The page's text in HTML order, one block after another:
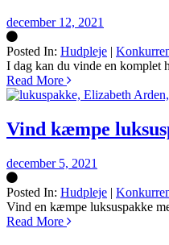
december 12, 2021
Posted In: Hudpleje |
Silke
I dag kan du vinde en komplet
Read More
Vind kæmpe
december 5, 2021
Posted In: Hudpleje |
Silke
Vind en kæmpe luksuspakke
Read More